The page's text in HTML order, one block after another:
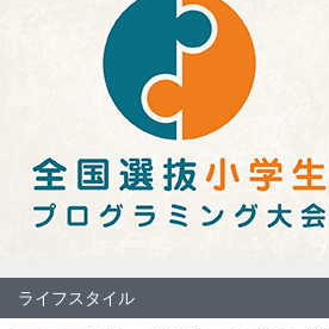
ライフスタイル